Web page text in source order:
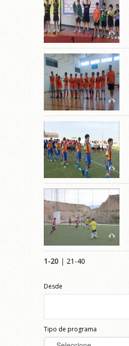
1-20 | 21-40
Desde
Tipo de programa